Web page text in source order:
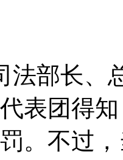
法部长、
表团得
。不过